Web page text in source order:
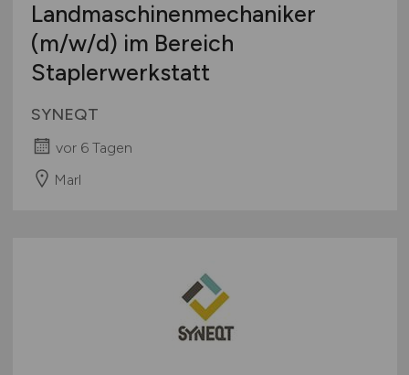
Landmaschinenmechaniker
(m/w/d) im Bereich
Staplerwerkstatt
SYNEQT
vor 6 Tagen
Marl